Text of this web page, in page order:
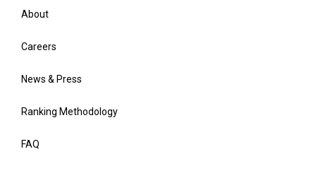
About
Careers
News & Press
Ranking Methodology
FAQ